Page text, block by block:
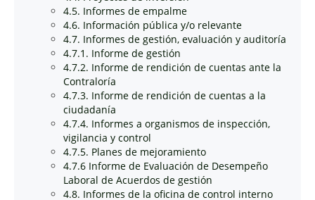
4.5. Informes de empalme
4.6. Información pública y/o relevante
4.7. Informes de gestión, evaluación y auditoría
4.7.1. Informe de gestión
4.7.2. Informe de rendición de cuentas ante la
Contraloría
4.7.3. Informe de rendición de cuentas a la
ciudadanía
4.7.4. Informes a organismos de inspección,
vigilancia y control
4.7.5. Planes de mejoramiento
4.7.6 Informe de Evaluación de Desempeño
Laboral de Acuerdos de gestión
4.8. Informes de la oficina de control interno